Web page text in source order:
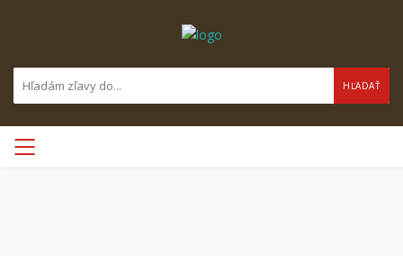
HĽADAŤ